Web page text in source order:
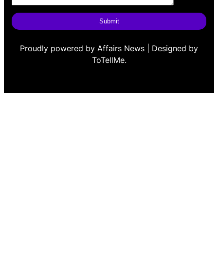
Proudly powered by Affairs News | Designed by
ToTellMe.